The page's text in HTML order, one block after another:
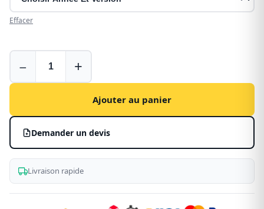
Effacer
pour
Ford
− +
Ajouter au panier
Demander un devis
Livraison rapide